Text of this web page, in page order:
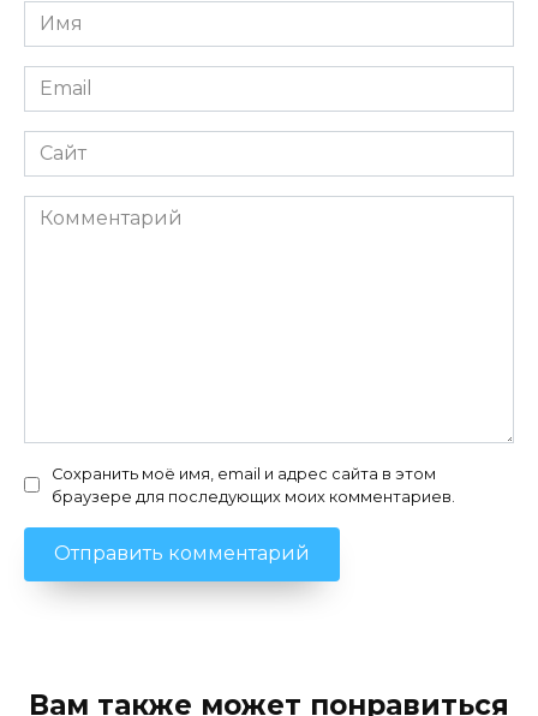
Имя
*
Email
*
Сайт
Комментарий
Сохранить моё имя, email и адрес сайта в этом
браузере для последующих моих комментариев.
Вам также может понравиться